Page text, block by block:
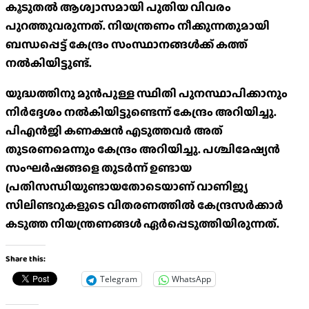
കൂടുതല്‍ ആശ്വാസമായി പുതിയ വിവരം
പുറത്തുവരുന്നത്. നിയന്ത്രണം നീക്കുന്നതുമായി
ബന്ധപ്പെട്ട് കേന്ദ്രം സംസ്ഥാനങ്ങള്‍ക്ക് കത്ത്
നല്‍കിയിട്ടുണ്ട്.
യുദ്ധത്തിനു മുൻപുള്ള സ്ഥിതി പുനസ്ഥാപിക്കാനും
നിർദ്ദേശം നൽകിയിട്ടുണ്ടെന്ന് കേന്ദ്രം അറിയിച്ചു.
പിഎൻജി കണക്ഷൻ എടുത്തവർ അത്
തുടരണമെന്നും കേന്ദ്രം അറിയിച്ചു. പശ്ചിമേഷ്യന്‍
സംഘര്‍ഷങ്ങളെ തുടര്‍ന്ന് ഉണ്ടായ
പ്രതിസന്ധിയുണ്ടായതോടെയാണ് വാണിജ്യ
സിലിണ്ടറുകളുടെ വിതരണത്തില്‍ കേന്ദ്രസര്‍ക്കാര്‍
കടുത്ത നിയന്ത്രണങ്ങള്‍ ഏര്‍പ്പെടുത്തിയിരുന്നത്.
Share this:
Telegram WhatsApp